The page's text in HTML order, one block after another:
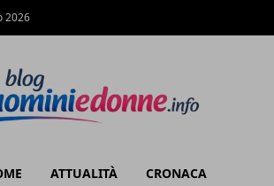
2026
ATTUALITÀ CRONACA